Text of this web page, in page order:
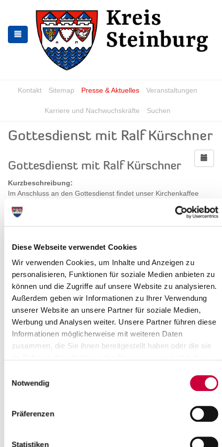
Diese Webseite verwendet Cookies
Wir verwenden Cookies, um Inhalte und Anzeigen zu
personalisieren, Funktionen für soziale Medien anbieten zu
können und die Zugriffe auf unsere Website zu analysieren.
Außerdem geben wir Informationen zu Ihrer Verwendung
unserer Website an unsere Partner für soziale Medien,
Werbung und Analysen weiter. Unsere Partner führen diese
Informationen möglicherweise mit weiteren Daten
zusammen, die Sie ihnen bereitgestellt haben oder die sie
Notwendig
Präferenzen
Statistiken
springen
springen
Kontakt Sitemap Presse & Aktuelles Veranstaltungen
Karriere und Nachwuchskräfte Suchen
Gottesdienst mit Ralf Kürschner
Gottesdienst mit Ralf Kürschner
Kurzbeschreibung:
Im Anschluss an den Gottesdienst findet unser Kirchenkaffee
Wann?
Sonntag, 29.03.2026
10:00 Uhr
St. Johannes-Gemeindezentrum, St. Johannes-Platz 1
,Kremperheide
Kategorie:
Gottesdienste , Veranstaltung
Quelle
Ev.-Luth. St. Johannes-Kirchengemeinde Kremperheide
Sankt Johannes-Platz 1
-